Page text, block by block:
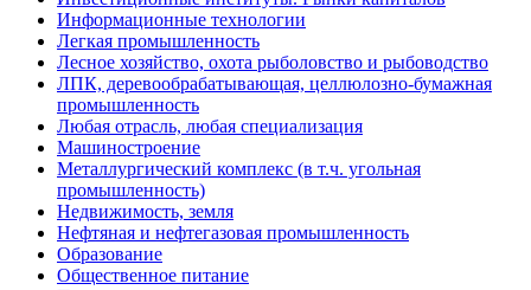
Информационные технологии
Легкая промышленность
Лесное хозяйство, охота рыболовство и рыбоводство
ЛПК, деревообрабатывающая, целлюлозно-бумажная
промышленность
Любая отрасль, любая специализация
Машиностроение
Металлургический комплекс (в т.ч. угольная
промышленность)
Недвижимость, земля
Нефтяная и нефтегазовая промышленность
Образование
Общественное питание